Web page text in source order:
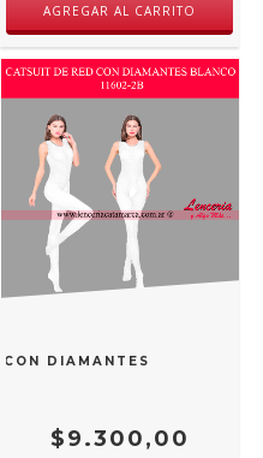
AGREGAR AL CARRITO
5BDIAMANTES BLANCO
$9.300,00